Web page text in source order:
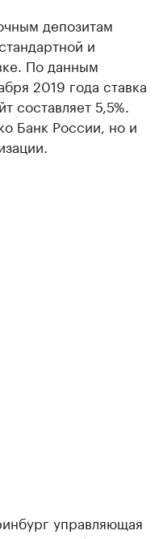
депозитам
и
По данным
2019 года ставка
составляет 5,5%.
Банк России, но и
управляющая